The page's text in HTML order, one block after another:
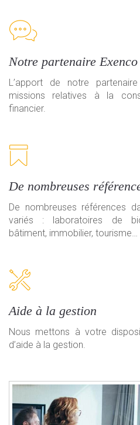
Notre partenaire Exenco
L’apport de notre
missions relatives à la
financier.
De nombreuses
De nombreuses références
variés : laboratoires de
bâtiment, immobilier, tourisme…
Aide à la gestion
Nous mettons à votre
d’aide à la gestion.